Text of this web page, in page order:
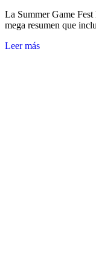
La Summer Game
mega resumen que
Leer más